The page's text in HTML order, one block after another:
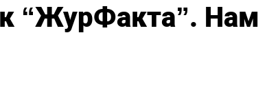
“ЖурФакта”. Нам